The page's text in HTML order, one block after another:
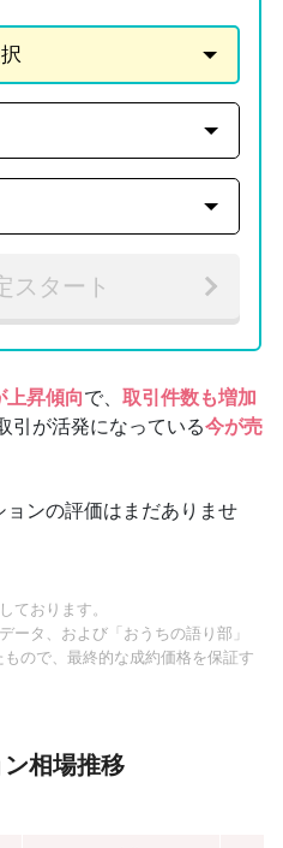
スタート
上昇傾向で、 取引件数も増加
引が活発になっている今が売
ョンの評価はまだありませ
ております。
ータ、および「おうちの語り部」
ので、最終的な成約価格を保証す
相場推移